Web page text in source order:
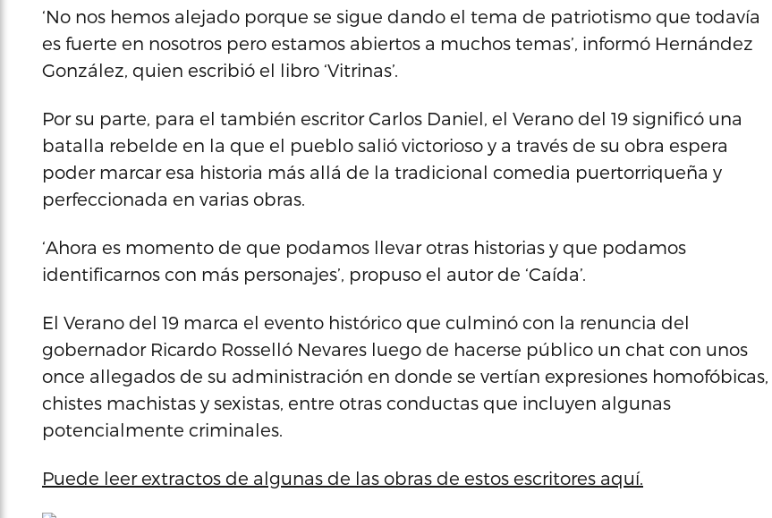
‘No nos hemos alejado porque se sigue dando el tema de patriotismo que todavía
es fuerte en nosotros pero estamos abiertos a muchos temas’, informó Hernández
González, quien escribió el libro ‘Vitrinas’.
Por su parte, para el también escritor Carlos Daniel, el Verano del 19 significó una
batalla rebelde en la que el pueblo salió victorioso y a través de su obra espera
poder marcar esa historia más allá de la tradicional comedia puertorriqueña y
perfeccionada en varias obras.
‘Ahora es momento de que podamos llevar otras historias y que podamos
identificarnos con más personajes’, propuso el autor de ‘Caída’.
El Verano del 19 marca el evento histórico que culminó con la renuncia del
gobernador Ricardo Rosselló Nevares luego de hacerse público un chat con unos
once allegados de su administración en donde se vertían expresiones homofóbicas,
chistes machistas y sexistas, entre otras conductas que incluyen algunas
potencialmente criminales.
Puede leer extractos de algunas de las obras de estos escritores aquí.